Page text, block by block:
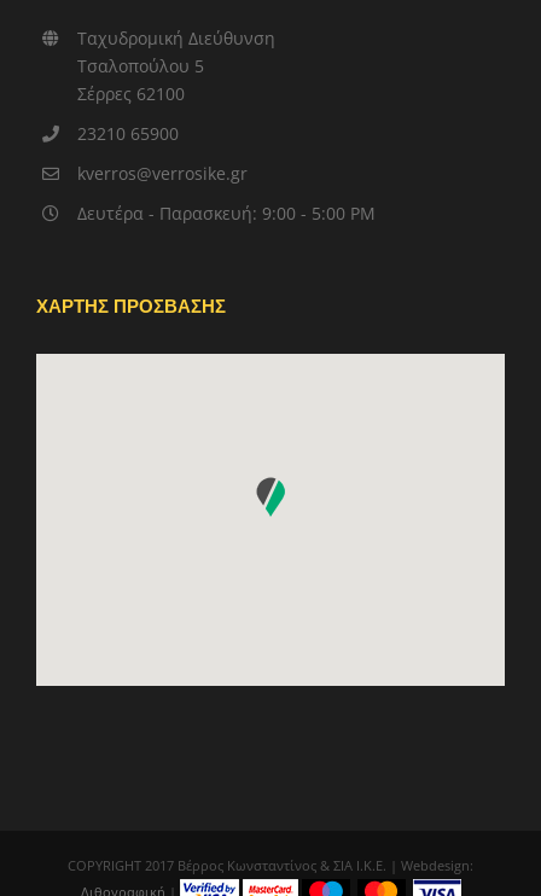
Ταχυδρομική Διεύθυνση
Τσαλοπούλου 5
Σέρρες 62100
23210 65900
kverros@verrosike.gr
Δευτέρα - Παρασκευή: 9:00 - 5:00 PM
ΧΑΡΤΗΣ ΠΡΟΣΒΑΣΗΣ
COPYRIGHT 2017 Βέρρος Κωνσταντίνος & ΣΙΑ Ι.Κ.Ε. | Webdesign:
Λιθογραφική |